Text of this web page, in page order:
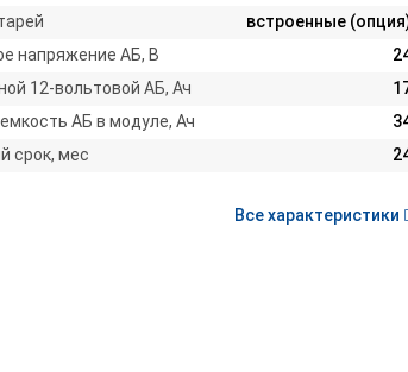
встроенные
напряжение АБ, В
12-вольтовой АБ, Ач
АБ в модуле, Ач
срок, мес
Все характеристики